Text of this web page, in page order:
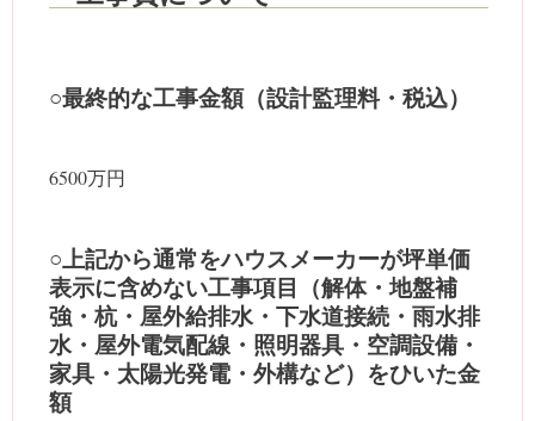
○最終的な工事金額（設計監理料・税込）
6500万円
○上記から通常をハウスメーカーが坪単価
表示に含めない工事項目（解体・地盤補
強・杭・屋外給排水・下水道接続・雨水排
水・屋外電気配線・照明器具・空調設備・
家具・太陽光発電・外構など）をひいた金
額